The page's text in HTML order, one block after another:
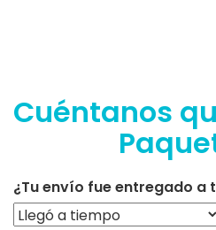
Cuéntanos
¿Tu envío fue entregado a